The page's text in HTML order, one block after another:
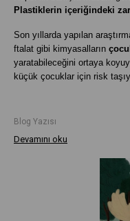
Plastiklerin içeriğindeki
Son yıllarda yapılan
ftalat gibi kimyasalların
yaratabileceğini ortaya
küçük çocuklar için risk
Blog Yazısı
Devamını oku